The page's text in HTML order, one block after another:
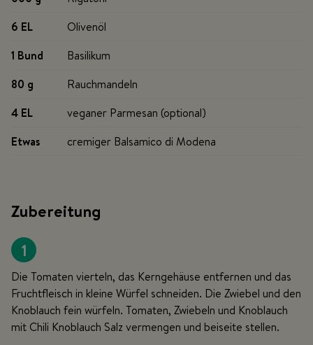
6 EL
Olivenöl
1 Bund
Basilikum
80 g
Rauchmandeln
4 EL
veganer Parmesan (optional)
Etwas
cremiger Balsamico di Modena
Zubereitung
1
Die Tomaten vierteln, das Kerngehäuse entfernen und das
Fruchtfleisch in kleine Würfel schneiden. Die Zwiebel und den
Knoblauch fein würfeln. Tomaten, Zwiebeln und Knoblauch
mit Chili Knoblauch Salz vermengen und beiseite stellen.